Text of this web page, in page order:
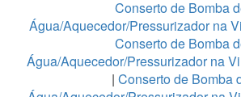
Conserto de Bomba
Água/Aquecedor/Pressurizador na
Conserto de Bomba
Água/Aquecedor/Pressurizador na
| Conserto de Bomba